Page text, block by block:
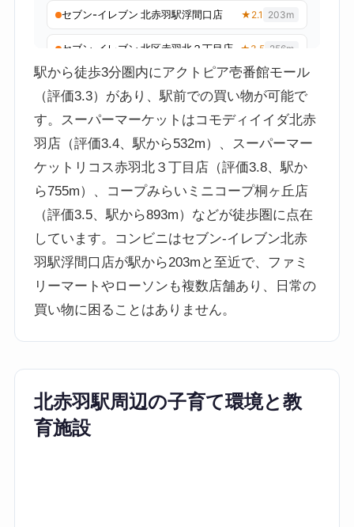
駅から徒歩3分圏内にアクトピア壱番館モール
（評価3.3）があり、駅前での買い物が可能で
す。スーパーマーケットはコモディイイダ北赤
羽店（評価3.4、駅から532m）、スーパーマー
ケットリコス赤羽北３丁目店（評価3.8、駅か
ら755m）、コープみらいミニコープ桐ヶ丘店
（評価3.5、駅から893m）などが徒歩圏に点在
しています。コンビニはセブン-イレブン北赤
羽駅浮間口店が駅から203mと至近で、ファミ
リーマートやローソンも複数店舗あり、日常の
買い物に困ることはありません。
北赤羽駅周辺の子育て環境と教
育施設